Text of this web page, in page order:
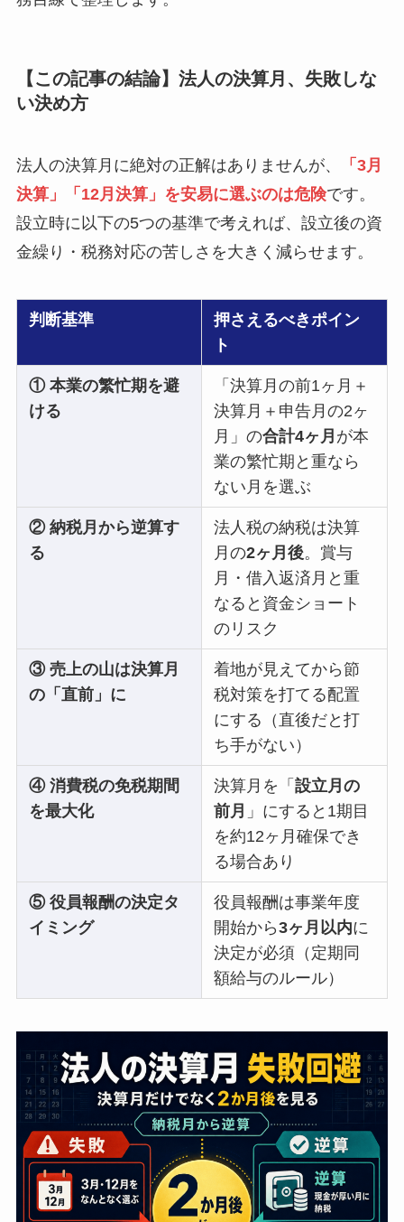
【この記事の結論】法人の決算月、失敗しな
い決め方
法人の決算月に絶対の正解はありませんが、
「3月
決算」「12月決算」を安易に選ぶのは危険です。
設立時に以下の5つの基準で考えれば、設立後の資
金繰り・税務対応の苦しさを大きく減らせます。
判断基準
押さえるべきポイン
ト
① 本業の繁忙期を避
ける
「決算月の前1ヶ月＋
決算月＋申告月の2ヶ
月」の合計4ヶ月 が本
業の繁忙期と重なら
ない月を選ぶ
② 納税月から逆算す
る
法人税の納税は決算
月の2ヶ月後。賞与
月・借入返済月と重
なると資金ショート
のリスク
③ 売上の山は決算月
の「直前」に
着地が見えてから節
税対策を打てる配置
にする（直後だと打
ち手がない）
④ 消費税の免税期間
を最大化
決算月を「設立月の
前月 」にすると1期目
を約12ヶ月確保でき
る場合あり
⑤ 役員報酬の決定タ
イミング
役員報酬は事業年度
開始から3ヶ月以内に
決定が必須（定期同
額給与のルール）